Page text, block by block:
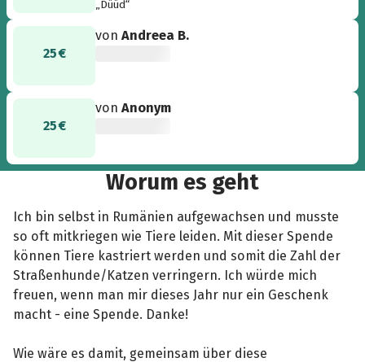
„Düüd“
25 €
vonAndreea B.
25 €
vonAnonym
Worum es geht
Ich bin selbst in Rumänien aufgewachsen und musste
so oft mitkriegen wie Tiere leiden. Mit dieser Spende
können Tiere kastriert werden und somit die Zahl der
Straßenhunde/Katzen verringern. Ich würde mich
freuen, wenn man mir dieses Jahr nur ein Geschenk
macht - eine Spende. Danke!
Wie wäre es damit, gemeinsam über diese